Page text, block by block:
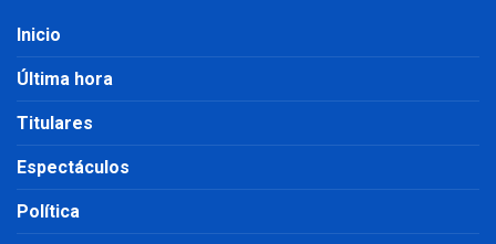
Inicio
Última hora
Titulares
Espectáculos
Política